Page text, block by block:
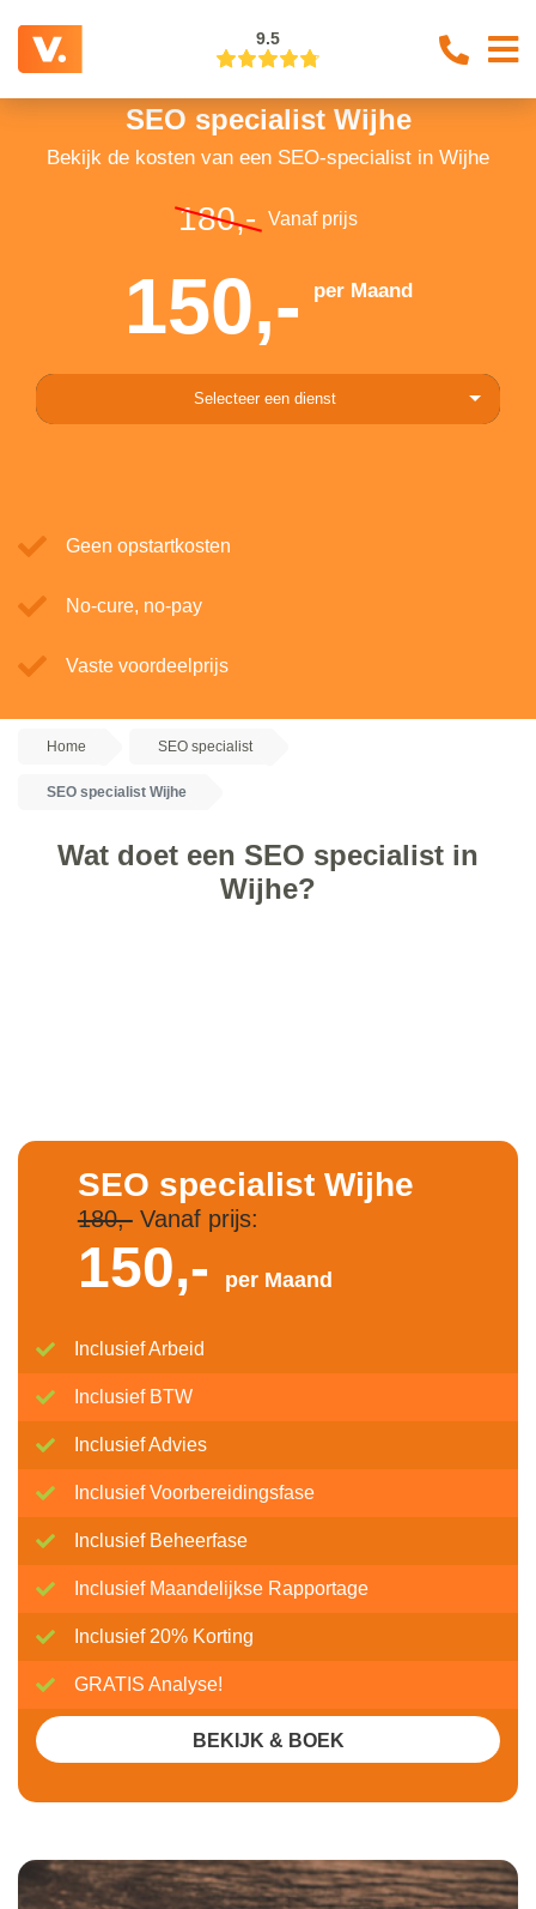
9.5
SEO specialist Wijhe
Bekijk de kosten van een SEO-specialist in Wijhe
180,- Vanaf prijs
150,- per Maand
Selecteer een dienst
Geen opstartkosten
No-cure, no-pay
Vaste voordeelprijs
Home SEO specialist
SEO specialist Wijhe
Wat doet een SEO specialist in
Wijhe?
SEO specialist Wijhe
180,-Vanaf prijs:
150,- per Maand
Inclusief Arbeid
Inclusief BTW
Inclusief Advies
Inclusief Voorbereidingsfase
Inclusief Beheerfase
Inclusief Maandelijkse Rapportage
Inclusief 20% Korting
GRATIS Analyse!
BEKIJK & BOEK